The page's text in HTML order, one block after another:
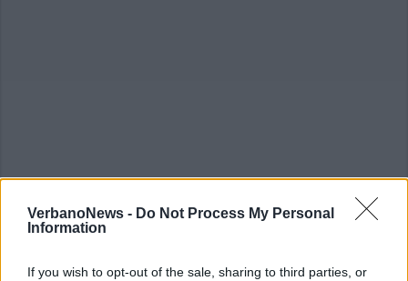
VerbanoNews - Do Not Process My Personal
Information
If you wish to opt-out of the sale, sharing to third parties, or